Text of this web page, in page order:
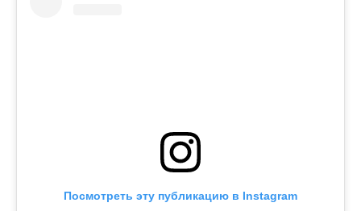
Посмотреть эту публикацию в Instagram